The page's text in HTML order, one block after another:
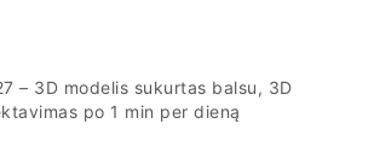
– 3D modelis sukurtas balsu, 3D
po 1 min per dieną